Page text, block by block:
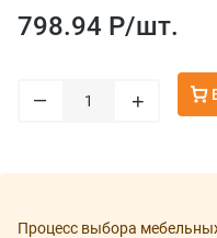
798.94 Р/шт.
– +
Процесс выбора